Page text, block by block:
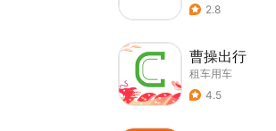
2.8
曹操出行
租车用车
4.5